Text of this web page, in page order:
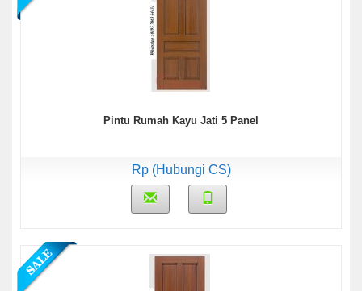
Pintu Rumah Kayu Jati 5 Panel
Rp (Hubungi CS)